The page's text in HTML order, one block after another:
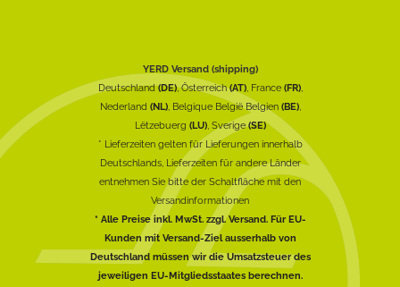
YERD Versand (shipping)
Deutschland(DE), Österreich(AT), France (FR),
Nederland (NL), Belgique België Belgien (BE),
Lëtzebuerg (LU), Sverige(SE)
* Lieferzeiten gelten für Lieferungen innerhalb
Deutschlands, Lieferzeiten für andere Länder
entnehmen Sie bitte der Schaltfläche mit den
Versandinformationen
* Alle Preise inkl. MwSt. zzgl. Versand. Für EU-
Kunden mit Versand-Ziel ausserhalb von
Deutschland müssen wir die Umsatzsteuer des
jeweiligen EU-Mitgliedsstaates berechnen.